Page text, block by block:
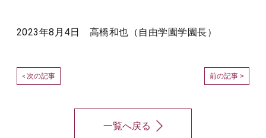
2023年8月4日 高橋和也（自由学園学園長）
< 次の記事 前の記事 >
一覧へ戻る